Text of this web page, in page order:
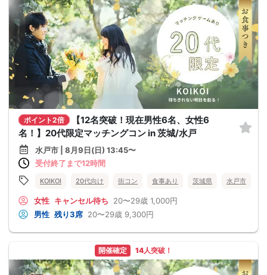
ポイント2倍
【12名突破！現在男性6名、女性6
名！】20代限定マッチングコン in 茨城/水戸
水戸市 | 8月9日(日) 13:45〜
受付終了まで12時間
KOIKOI 20代向け 街コン 食事あり 茨城県 水戸市
女性 キャンセル待ち 20〜29歳 1,000円
男性 残り3席 20〜29歳 9,300円
開催確定 14人突破！